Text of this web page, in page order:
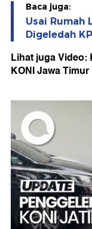
Baca juga:
Usai Rumah
Digeledah
Lihat juga Video:
KONI Jawa Timur